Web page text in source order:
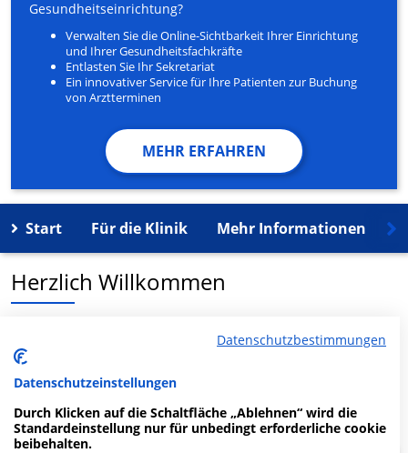
Gesundheitseinrichtung?
Verwalten Sie die Online-Sichtbarkeit Ihrer Einrichtung
und Ihrer Gesundheitsfachkräfte
Entlasten Sie Ihr Sekretariat
Ein innovativer Service für Ihre Patienten zur Buchung
von Arztterminen
MEHR ERFAHREN
Start Für die Klinik Mehr Informationen
Herzlich Willkommen
MVZ Doceins West GmbH in der Hauptstr. 123 ist ein
medizinisches Versorgungszentrum in Bendorf.
Mehr Informationen
Datenschutzbestimmungen
Datenschutzeinstellungen
Durch Klicken auf die Schaltfläche „Ablehnen“ wird die
Standardeinstellung nur für unbedingt erforderliche cookie
beibehalten.